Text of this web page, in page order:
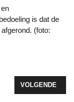
is dat de
(foto:
TOUR BLIKT
VOLGENDE
VOLGENDE